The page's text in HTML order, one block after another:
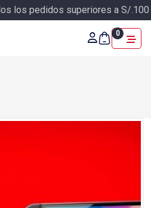
los pedidos superiores a S/.100
0